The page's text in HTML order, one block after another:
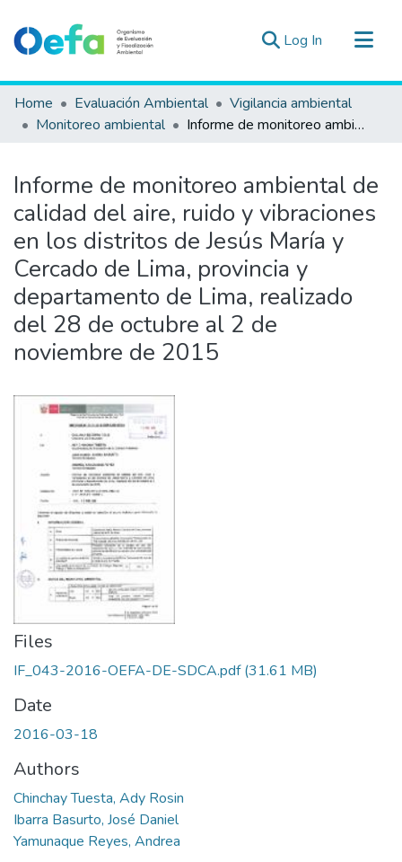
Log In (current)
Communities & Collections
All of DSpace
Estad. Externas
Guias ▾
Home Evaluación Ambiental
Vigilancia ambiental
Monitoreo ambiental
Informe de monitoreo ambiental de calidad del aire, ruido y vibraciones en los distritos de Jesús María y Cercado de Lima, provincia y departamento de Lima, realizado del 28 de octubre al 2 de noviembre de 2015
Informe de monitoreo ambiental de
calidad del aire, ruido y vibraciones
en los distritos de Jesús María y
Cercado de Lima, provincia y
departamento de Lima, realizado
del 28 de octubre al 2 de
noviembre de 2015
Files
IF_043-2016-OEFA-DE-SDCA.pdf(31.61 MB)
Date
2016-03-18
Authors
Chinchay Tuesta, Ady Rosin
Ibarra Basurto, José Daniel
Yamunaque Reyes, Andrea